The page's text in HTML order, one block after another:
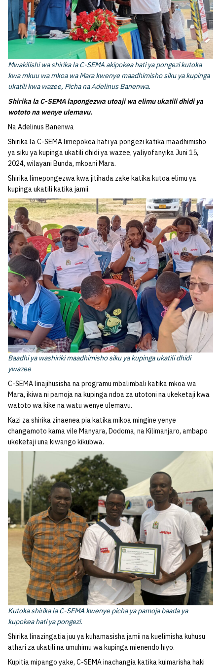
Mwakilishi wa shirika la C-SEMA akipokea hati ya pongezi kutoka
kwa mkuu wa mkoa wa Mara kwenye maadhimisho siku ya kupinga
ukatili kwa wazee, Picha na Adelinus Banenwa.
Shirika la C-SEMA lapongezwa utoaji wa elimu ukatili dhidi ya
wototo na wenye ulemavu.
Na Adelinus Banenwa
Shirika la C-SEMA limepokea hati ya pongezi katika maadhimisho
ya siku ya kupinga ukatili dhidi ya wazee, yaliyofanyika Juni 15,
2024, wilayani Bunda, mkoani Mara.
Shirika limepongezwa kwa jitihada zake katika kutoa elimu ya
kupinga ukatili katika jamii.
Baadhi ya washiriki maadhimisho siku ya kupinga ukatili dhidi
ywazee
C-SEMA linajihusisha na programu mbalimbali katika mkoa wa
Mara, ikiwa ni pamoja na kupinga ndoa za utotoni na ukeketaji kwa
watoto wa kike na watu wenye ulemavu.
Kazi za shirika zinaenea pia katika mikoa mingine yenye
changamoto kama vile Manyara, Dodoma, na Kilimanjaro, ambapo
ukeketaji una kiwango kikubwa.
Kutoka shirika la C-SEMA kwenye picha ya pamoja baada ya
kupokea hati ya pongezi.
Shirika linazingatia juu ya kuhamasisha jamii na kuelimisha kuhusu
athari za ukatili na umuhimu wa kupinga mienendo hiyo.
Kupitia mipango yake, C-SEMA inachangia katika kuimarisha haki